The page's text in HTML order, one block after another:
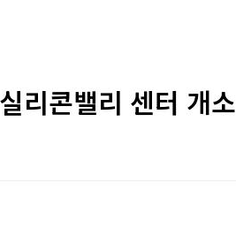
리콘밸리 센터 개소